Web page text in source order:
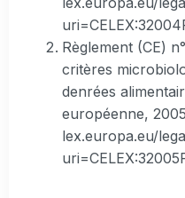
Règlement (CE)
critères
denrées
européenne,
lex.europa.eu/